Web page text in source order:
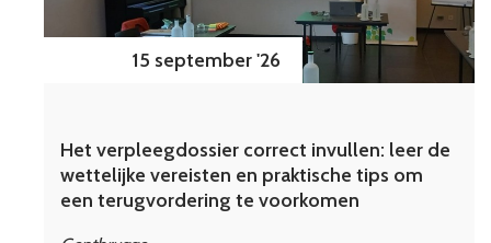
15 september '26
Het verpleegdossier correct invullen: leer de
wettelijke vereisten en praktische tips om
een terugvordering te voorkomen